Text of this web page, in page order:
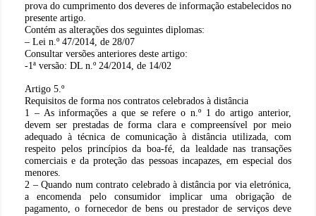
prova do cumprimento dos deveres de informação estabelecidos no
presente artigo.
Contém as alterações dos seguintes diplomas:
– Lei n.º 47/2014, de 28/07
Consultar versões anteriores deste artigo:
-1ª versão: DL n.º 24/2014, de 14/02
Artigo 5.º
Requisitos de forma nos contratos celebrados à distância
1 – As informações a que se refere o n.º 1 do artigo anterior,
devem ser prestadas de forma clara e compreensível por meio
adequado à técnica de comunicação à distância utilizada, com
respeito pelos princípios da boa-fé, da lealdade nas transações
comerciais e da proteção das pessoas incapazes, em especial dos
menores.
2 – Quando num contrato celebrado à distância por via eletrónica,
a encomenda pelo consumidor implicar uma obrigação de
pagamento, o fornecedor de bens ou prestador de serviços deve